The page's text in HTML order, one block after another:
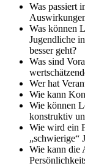
Was passiert
Was können
Jugendliche
besser geht?
Was sind
Wer hat
Wie kann
Wie können
konstruktiv
Wie wird ein
„schwierige“
Wie kann die